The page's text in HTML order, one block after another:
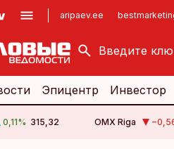
aripaev.ee
Эпицентр Инвестор
0,11% 315,32 OMX Riga